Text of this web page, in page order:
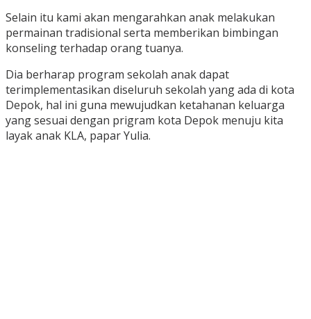
Selain itu kami akan mengarahkan anak melakukan
permainan tradisional serta memberikan bimbingan
konseling terhadap orang tuanya.
Dia berharap program sekolah anak dapat
terimplementasikan diseluruh sekolah yang ada di kota
Depok, hal ini guna mewujudkan ketahanan keluarga
yang sesuai dengan prigram kota Depok menuju kita
layak anak KLA, papar Yulia.